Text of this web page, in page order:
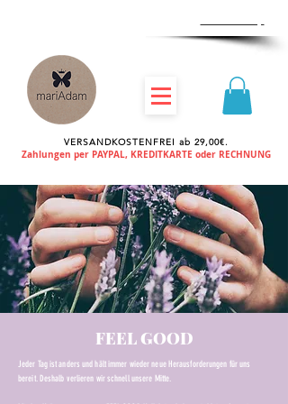
VERSANDKOSTENFREI ab 29,00€.
Zahlungen per PAYPAL, KREDITKARTE oder RECHNUNG
FEEL GOOD
Jeder Tag ist anders und hält immer wieder neue Herausforderungen für uns
bereit. Deshalb verlieren wir schnell unsere Mitte.